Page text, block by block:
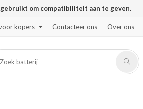
om compatibiliteit aan te geven.
kopers Contacteer ons Over ons